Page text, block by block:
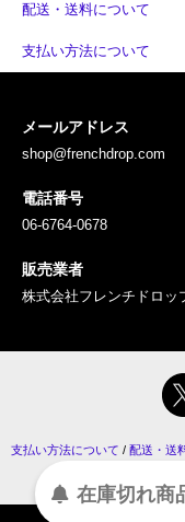
配送・送料について
支払い方法について
メールアドレス
shop@frenchdrop.com
電話番号
06-6764-0678
販売業者
株式会社フレンチドロッ
支払い方法について / 配送・送
在庫切れ商